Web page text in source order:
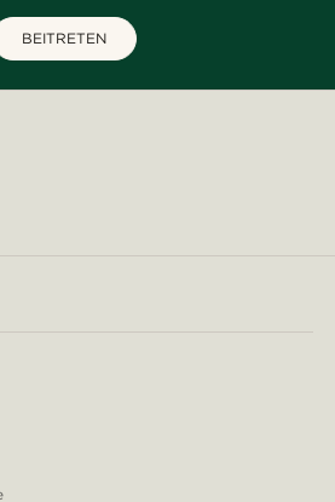
BEITRETEN